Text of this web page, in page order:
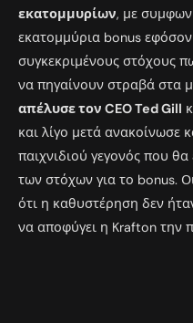
εκατομμυρίων, με
εκατομμύρια bonus
συγκεκριμένους στόχους
να πηγαίνουν στραβά στα
απέλυσε τον CEO Ted Gill
και λίγο μετά ανακοίνωσε
παιχνιδιού γεγονός που
των στόχων για το bonus.
ότι η καθυστέρηση δεν
να αποφύγει η Krafton την